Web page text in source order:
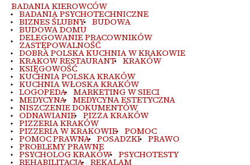
BADANIA KIEROWCÓW
BADANIA PSYCHOTECHNICZNE
BIZNES ŚLUBNY BUDOWA
BUDOWA DOMU
DELEGOWANIE PRACOWNIKÓW
ZASTĘPOWALNOŚĆ
DOBRA POLSKA KUCHNIA W KRAKOWIE
KRAKOW RESTAURANT KRAKÓW
KSIĘGOWOŚĆ
KUCHNIA POLSKA KRAKÓW
KUCHNIA WŁOSKA KRAKÓW
LOGOPEDA MARKETING W SIECI
MEDYCYNA MEDYCYNA ESTETYCZNA
NISZCZENIE DOKUMENTÓW
ODNAWIANIE PIZZA KRAKÓW
PIZZERIA KRAKÓW
PIZZERIA W KRAKOWIE POMOC
POMOC PRAWNA POSADZKI PRAWO
PROBLEMY PRAWNE
PSYCHOLOG KRAKÓW PSYCHOTESTY
REHABILITACJA REKALAM